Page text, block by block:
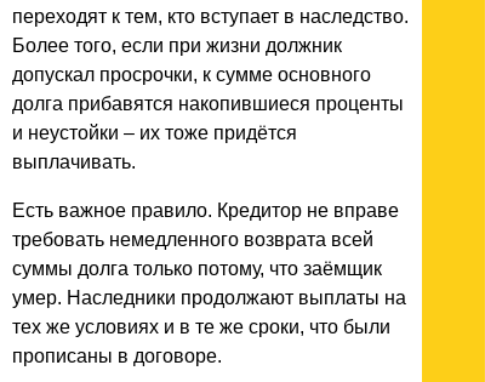
переходят к тем, кто вступает в наследство.
Более того, если при жизни должник
допускал просрочки, к сумме основного
долга прибавятся накопившиеся проценты
и неустойки – их тоже придётся
выплачивать.
Есть важное правило. Кредитор не вправе
требовать немедленного возврата всей
суммы долга только потому, что заёмщик
умер. Наследники продолжают выплаты на
тех же условиях и в те же сроки, что были
прописаны в договоре.